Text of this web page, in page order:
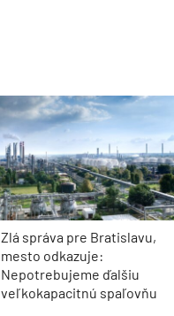
Zlá správa pre Bratislavu,
mesto odkazuje:
Nepotrebujeme ďalšiu
veľkokapacitnú spaľovňu